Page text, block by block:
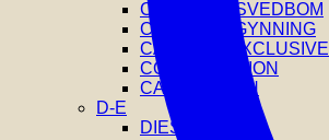
CAROLINE SVEDBOM
CAROLINA GYNNING
CATWALK EXCLUSIVE
COEUR DE LION
CALVIN KLEIN
D-E
DIESEL